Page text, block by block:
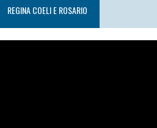
REGINA COELI E ROSARIO